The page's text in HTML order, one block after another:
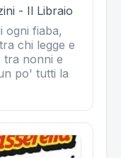
- Il Libraio
ogni fiaba,
chi legge e
tra nonni e
po' tutti la